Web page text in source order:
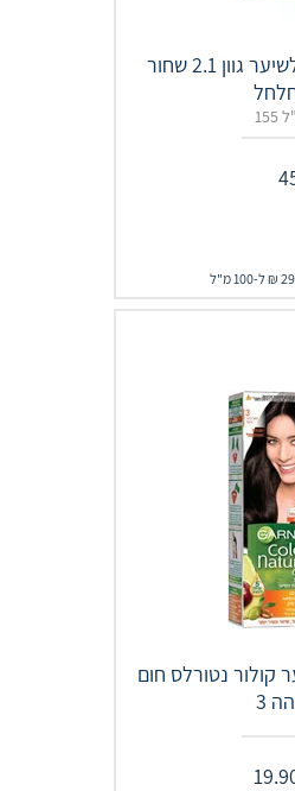
נטורטינט צבע לשיער גוון 2.1 שחור
קולור נטורלס חום
3